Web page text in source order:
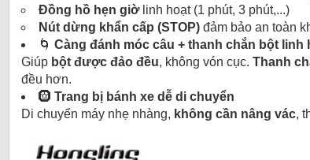
Đồng hồ hẹn giờlinh hoạt (1 phút, 3 phút,...)
Nút dừng khẩn cấp (STOP) đảm bảo an toàn
🌀 Càng đánh móc câu + thanh chắn bột linh
Giúp bột được đảo đều, không vón cục. Thanh
đều hơn.
🛞 Trang bị bánh xe dễ di chuyển
Di chuyển máy nhẹ nhàng, không cần nâng vác,